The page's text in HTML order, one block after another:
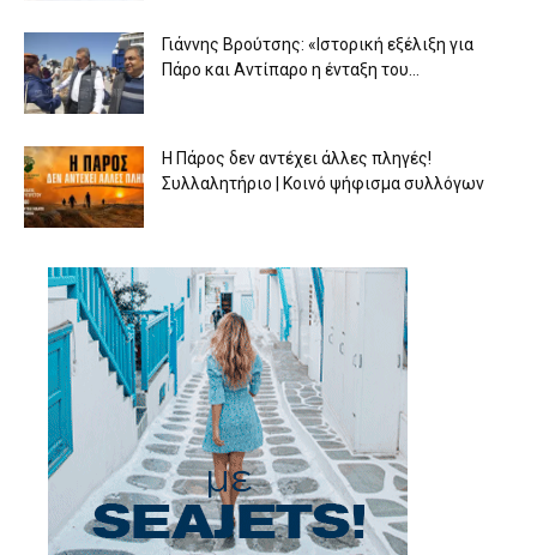
Γιάννης Βρούτσης: «Ιστορική εξέλιξη για
Πάρο και Αντίπαρο η ένταξη του...
Η Πάρος δεν αντέχει άλλες πληγές!
Συλλαλητήριο | Κοινό ψήφισμα συλλόγων